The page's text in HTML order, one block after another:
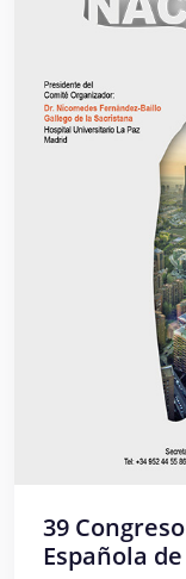
39
Española